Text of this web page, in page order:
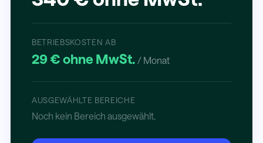
BETRIEBSKOSTEN AB
29 € ohne MwSt. / Monat
AUSGEWÄHLTE BEREICHE
Noch kein Bereich ausgewählt.